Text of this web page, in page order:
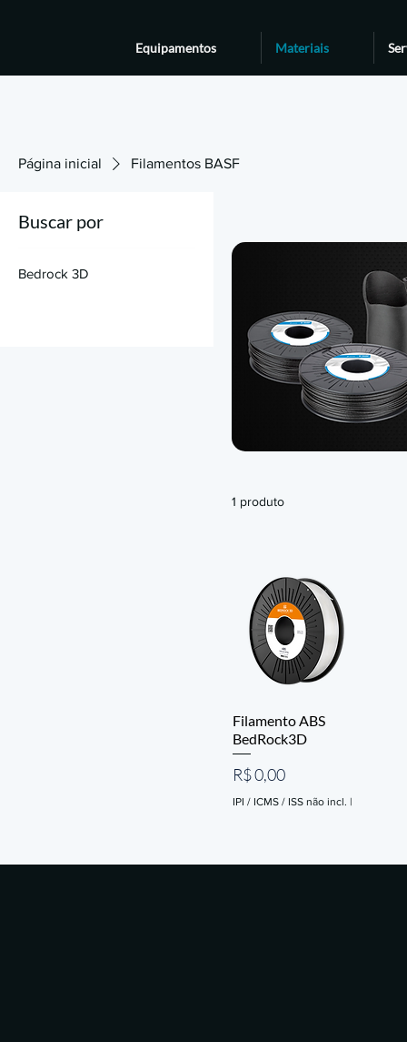
Equipamentos Materiais
Página inicial Filamentos BASF
Buscar por
Bedrock 3D
1 produto
Filamento ABS
BedRock3D
Preço
R$ 0,00
IPI / ICMS / ISS não incl. |